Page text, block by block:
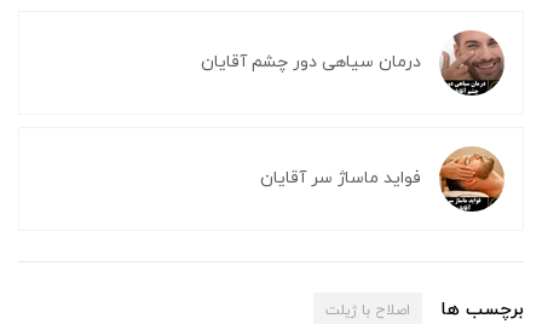
درمان سیاهی دور چشم آقایان
فواید ماساژ سر آقایان
برچسب ها اصلاح با ژیلت